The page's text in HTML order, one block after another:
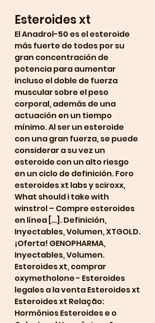
Esteroides xt
El Anadrol-50 es el esteroide
más fuerte de todos por su
gran concentración de
potencia para aumentar
incluso el doble de fuerza
muscular sobre el peso
corporal, además de una
actuación en un tiempo
mínimo. Al ser un esteroide
con una gran fuerza, se puede
considerar a su vez un
esteroide con un alto riesgo
en un ciclo de definición. Foro
esteroides xt labs y sciroxx,
What should i take with
winstrol – Compre esteroides
en línea […]. Definición,
Inyectables, Volumen, XTGOLD.
¡Oferta! GENOPHARMA,
Inyectables, Volumen.
Esteroides xt, comprar
oxymetholone - Esteroides
legales a la venta Esteroides xt
Esteroides xt Relação:
Hormônios Esteroides e o